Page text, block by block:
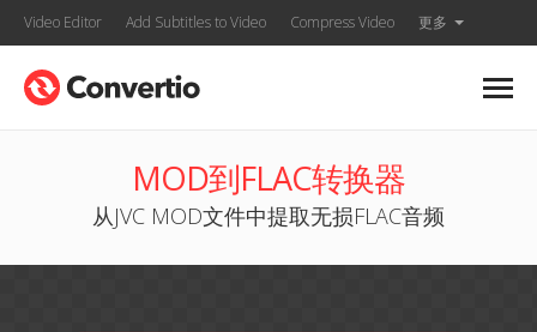
Video Editor Add Subtitles to Video Compress Video 更多
MOD到FLAC转换器
从JVC MOD文件中提取无损FLAC音频